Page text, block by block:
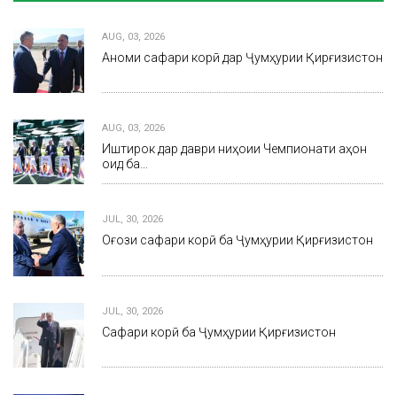
AUG, 03, 2026
Анҷоми сафари корӣ дар Ҷумҳурии Қирғизистон
AUG, 03, 2026
Иштирок дар даври ниҳоии Чемпионати ҷаҳон
оид ба…
JUL, 30, 2026
Оғози сафари корӣ ба Ҷумҳурии Қирғизистон
JUL, 30, 2026
Сафари корӣ ба Ҷумҳурии Қирғизистон